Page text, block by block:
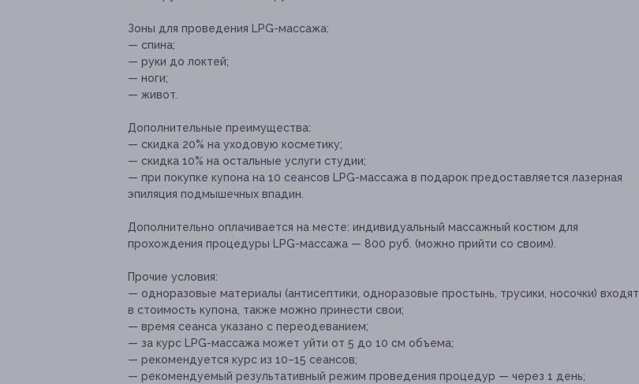
Зоны для проведения LPG-массажа:
— спина;
— руки до локтей;
— ноги;
— живот.
Дополнительные преимущества:
— скидка 20% на уходовую косметику;
— скидка 10% на остальные услуги студии;
— при покупке купона на 10 сеансов LPG-массажа в подарок предоставляется лазерная
эпиляция подмышечных впадин.
Дополнительно оплачивается на месте: индивидуальный массажный костюм для
прохождения процедуры LPG-массажа — 800 руб. (можно прийти со своим).
Прочие условия:
— одноразовые материалы (антисептики, одноразовые простынь, трусики, носочки) входят
в стоимость купона, также можно принести свои;
— время сеанса указано с переодеванием;
— за курс LPG-массажа может уйти от 5 до 10 см объема;
— рекомендуется курс из 10–15 сеансов;
— рекомендуемый результативный режим проведения процедур — через 1 день;